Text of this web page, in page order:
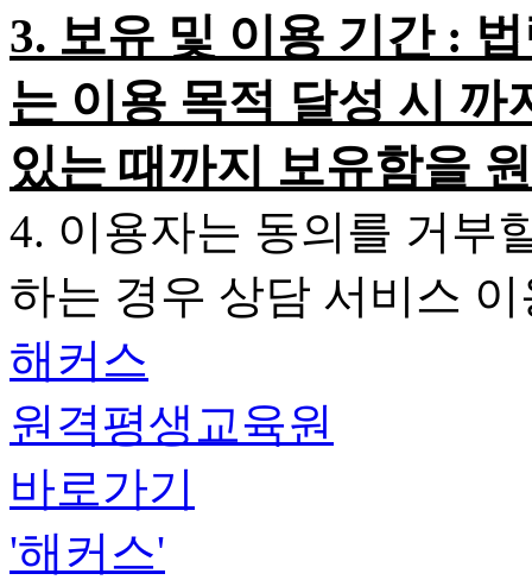
3. 보유 및 이용 기간 :
는 이용 목적 달성 시
있는 때까지 보유함을
4. 이용자는 동의를 거부
하는 경우 상담 서비스
해커스
원격평생교육원
바로가기
'해커스'